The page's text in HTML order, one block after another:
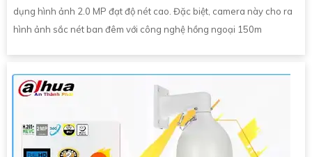
dụng hình ảnh 2.0 MP đạt độ nét cao. Đặc biệt, camera này cho ra
hình ảnh sắc nét ban đêm với công nghệ hồng ngoại 150m